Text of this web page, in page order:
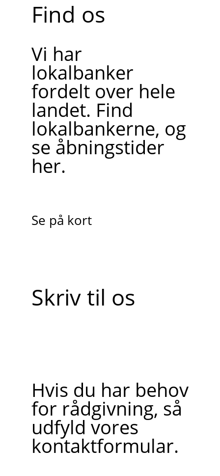
Find os
Vi har
lokalbanker
fordelt over hele
landet. Find
lokalbankerne, og
se åbningstider
her.
Se på kort
Skriv til os
Hvis du har behov
for rådgivning, så
udfyld vores
kontaktformular.